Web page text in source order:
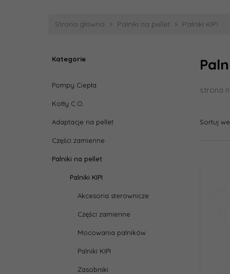
Strona główna Palniki na pellet Palniki KIPI
Kategorie
Pompy Ciepła
Kotły C.O.
Adaptacje na pellet
Części zamienne
Palniki na pellet
Palniki KIPI
Akcesoria sterownicze
Części zamienne
Mocowania palników
Palniki KIPI
Zasobniki
strona
Sortuj